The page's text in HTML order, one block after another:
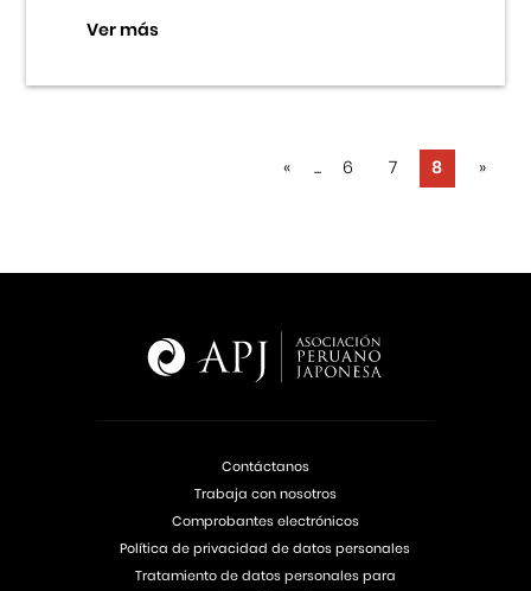
Ver más
« ... 6 7 8 »
Contáctanos
Trabaja con nosotros
Comprobantes electrónicos
Política de privacidad de datos personales
Tratamiento de datos personales para